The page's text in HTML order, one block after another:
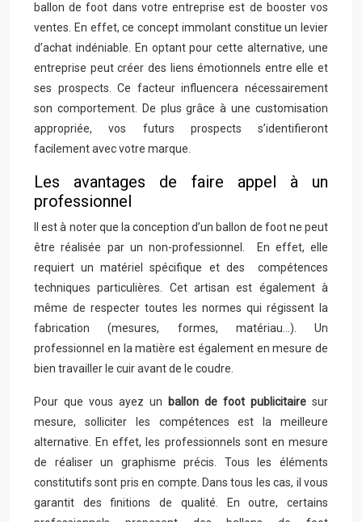
ballon de foot dans votre entreprise est de booster vos
ventes. En effet, ce concept immolant constitue un levier
d’achat indéniable. En optant pour cette alternative, une
entreprise peut créer des liens émotionnels entre elle et
ses prospects. Ce facteur influencera nécessairement
son comportement. De plus grâce à une customisation
appropriée, vos futurs prospects s’identifieront
facilement avec votre marque.
Les avantages de faire appel à un
professionnel
Il est à noter que la conception d’un ballon de foot ne peut
être réalisée par un non-professionnel. En effet, elle
requiert un matériel spécifique et des compétences
techniques particulières. Cet artisan est également à
même de respecter toutes les normes qui régissent la
fabrication (mesures, formes, matériau…). Un
professionnel en la matière est également en mesure de
bien travailler le cuir avant de le coudre.
Pour que vous ayez un ballon de foot publicitaire sur
mesure, solliciter les compétences est la meilleure
alternative. En effet, les professionnels sont en mesure
de réaliser un graphisme précis. Tous les éléments
constitutifs sont pris en compte. Dans tous les cas, il vous
garantit des finitions de qualité. En outre, certains